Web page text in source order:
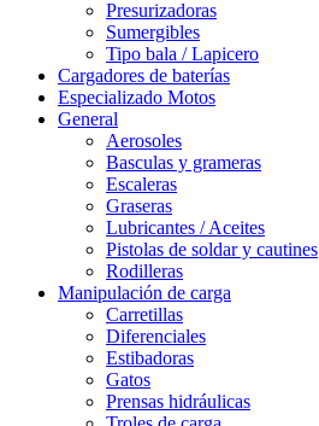
Presurizadoras
Sumergibles
Tipo bala / Lapicero
Cargadores de baterías
Especializado Motos
General
Aerosoles
Basculas y grameras
Escaleras
Graseras
Lubricantes / Aceites
Pistolas de soldar y cautines
Rodilleras
Manipulación de carga
Carretillas
Diferenciales
Estibadoras
Gatos
Prensas hidráulicas